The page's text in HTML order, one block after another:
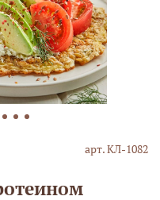
арт.КЛ-1082